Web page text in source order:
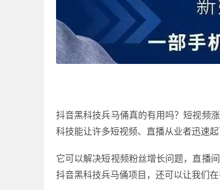
抖音黑科技兵马俑真的有用吗？短视频
科技能让许多短视频、直播从业者迅速
它可以解决短视频粉丝增长问题，直播
抖音黑科技兵马俑项目，还可以让我们在